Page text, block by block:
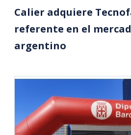
Calier adquiere
referente en el
argentino